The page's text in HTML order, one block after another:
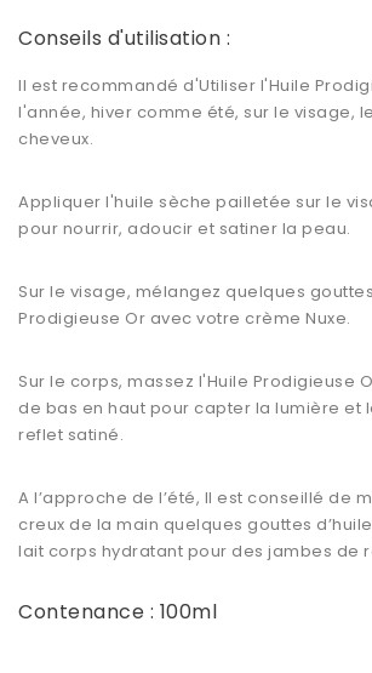
Conseils d'utilisation :
Il est recommandé d'Utiliser l'Huile
l'année, hiver comme été, sur le visage,
cheveux.
Appliquer l'huile sèche pailletée sur le
pour nourrir, adoucir et satiner la peau.
Sur le visage, mélangez quelques gouttes
Prodigieuse Or avec votre crème Nuxe.
Sur le corps, massez l'Huile Prodigieuse
de bas en haut pour capter la lumière et
reflet satiné.
A l’approche de l’été, Il est conseillé de
creux de la main quelques gouttes
lait corps hydratant pour des jambes de
Contenance : 100ml